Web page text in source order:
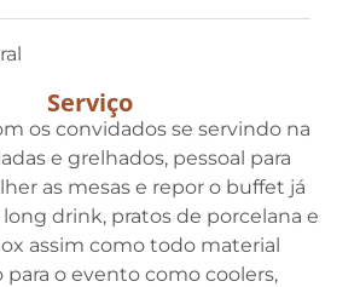
Serviço
os convidados se servindo na
e grelhados, pessoal para
as mesas e repor o buffet já
long drink, pratos de porcelana e
assim como todo material
para o evento como coolers,